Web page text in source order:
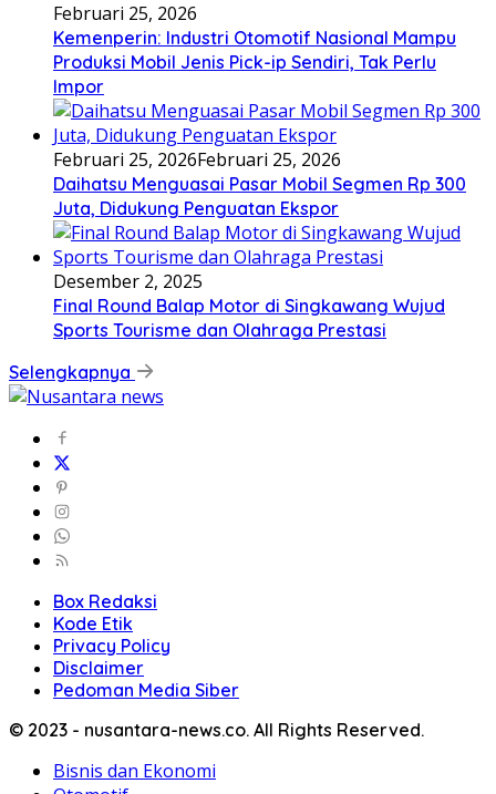
Februari 25, 2026
Kemenperin: Industri Otomotif Nasional Mampu
Produksi Mobil Jenis Pick-ip Sendiri, Tak Perlu
Impor
Februari 25, 2026Februari 25, 2026
Daihatsu Menguasai Pasar Mobil Segmen Rp 300
Juta, Didukung Penguatan Ekspor
Desember 2, 2025
Final Round Balap Motor di Singkawang Wujud
Sports Tourisme dan Olahraga Prestasi
Selengkapnya
Box Redaksi
Kode Etik
Privacy Policy
Disclaimer
Pedoman Media Siber
© 2023 - nusantara-news.co. All Rights Reserved.
Bisnis dan Ekonomi